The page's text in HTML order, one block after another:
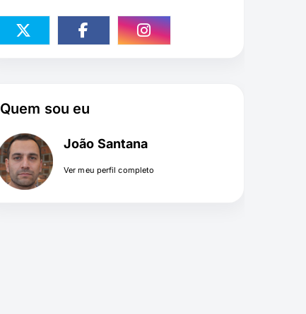
Quem sou eu
João Santana
Ver meu perfil completo